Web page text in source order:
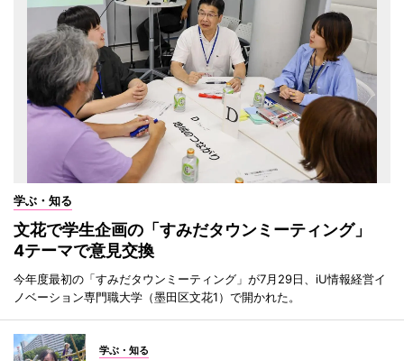
学ぶ・知る
文花で学生企画の「すみだタウンミーティング」
4テーマで意見交換
今年度最初の「すみだタウンミーティング」が7月29日、iU情報経営イ
ノベーション専門職大学（墨田区文花1）で開かれた。
学ぶ・知る